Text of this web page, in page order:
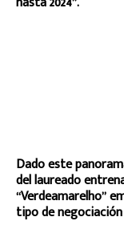
Dado este
del laureado
“Verdeamarelho”
tipo de